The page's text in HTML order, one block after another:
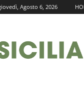
Agosto 6, 2026
Giovanile
Sicilia